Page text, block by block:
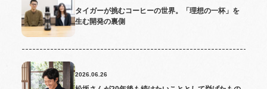
タイガーが挑むコーヒーの世界。「理想の一杯」を
生む開発の裏側
2026.06.26